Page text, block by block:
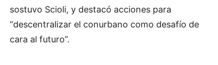
sostuvo Scioli, y destacó acciones para
“descentralizar el conurbano como desafío de
cara al futuro”.